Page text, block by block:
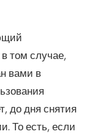
том случае,
вами в
до дня снятия
То есть, если